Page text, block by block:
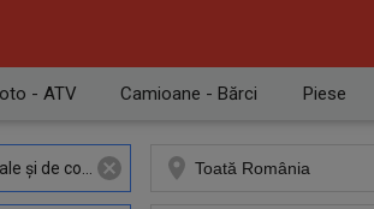
- ATV Camioane - Bărci Piese